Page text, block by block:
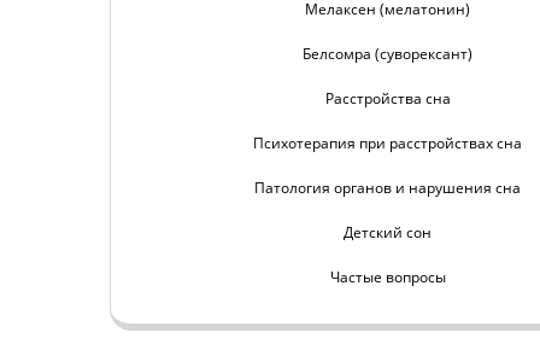
Мелаксен (мелатонин)
Белсомра (суворексант)
Расстройства сна
Психотерапия при расстройствах сна
Патология органов и нарушения сна
Детский сон
Частые вопросы